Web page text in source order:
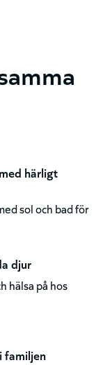
härligt
sol och bad för
djur
hälsa på hos
familjen